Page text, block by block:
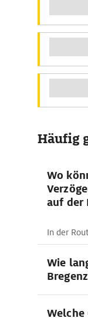
Häufig
Wo
auf der
In der
Wie